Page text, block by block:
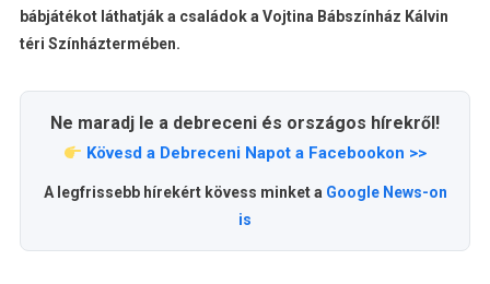
bábjátékot láthatják a családok a Vojtina Bábszínház Kálvin
téri Színháztermében.
Ne maradj le a debreceni és országos hírekről!
Kövesd a Debreceni Napot a Facebookon >>
A legfrissebb hírekért kövess minket a Google News-on
is